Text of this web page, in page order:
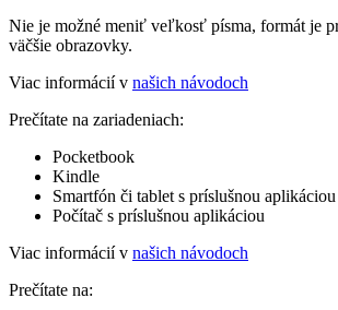
Nie je možné meniť veľkosť písma, formát je
väčšie obrazovky.
Viac informácií v našich návodoch
Prečítate na zariadeniach:
Pocketbook
Kindle
Smartfón či tablet s príslušnou aplikáciou
Počítač s príslušnou aplikáciou
Viac informácií v našich návodoch
Prečítate na: